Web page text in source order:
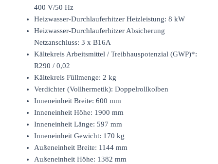
400 V/50 Hz
Heizwasser-Durchlauferhitzer Heizleistung: 8 kW
Heizwasser-Durchlauferhitzer Absicherung
Netzanschluss: 3 x B16A
Kältekreis Arbeitsmittel / Treibhauspotenzial (GWP)*:
R290 / 0,02
Kältekreis Füllmenge: 2 kg
Verdichter (Vollhermetik): Doppelrollkolben
Inneneinheit Breite: 600 mm
Inneneinheit Höhe: 1900 mm
Inneneinheit Länge: 597 mm
Inneneinheit Gewicht: 170 kg
Außeneinheit Breite: 1144 mm
Außeneinheit Höhe: 1382 mm